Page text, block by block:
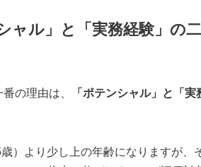
ャル」と「実務経験」の
の理由は、 「ポテンシャル」と「実
）より少し上の年齢になりますが、